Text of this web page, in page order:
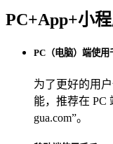
PC+App+小
PC（电脑）端使用
为了更好的用
能，推荐在 PC
gua.com”。